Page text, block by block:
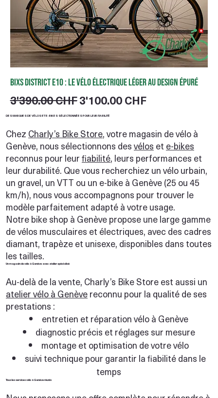
BIXS District E10 : le vélo électrique léger au design épuré
Prix original
3'390.00 CHFPrix promotionnel
3'100.00 CHF
DES MARQUES DE VÉLOS ET E-BIKES SÉLECTIONNÉES POUR LEUR FIABILITÉ
Chez Charly’s Bike Store, votre magasin de vélo à
Genève, nous sélectionnons desvélos et e-bikes
reconnus pour leurfiabilité, leurs performances et
leur durabilité. Que vous recherchiez un vélo urbain,
un gravel, un VTT ou un e-bike à Genève (25 ou 45
km/h), nous vous accompagnons pour trouver le
modèle parfaitement adapté à votre usage.
Notre bike shop à Genève propose une large gamme
de vélos musculaires et électriques, avec des cadres
diamant, trapèze et unisexe, disponibles dans toutes
les tailles.
Un magasin de vélo à Genève avec atelier spécialisé
Au-delà de la vente, Charly’s Bike Store est aussi un
atelier vélo à Genèvereconnu pour la qualité de ses
prestations :
entretien et réparation vélo à Genève
diagnostic précis et réglages sur mesure
montage et optimisation de votre vélo
suivi technique pour garantir la fiabilité dans le
temps
Tous les services vélo à Genève réunis